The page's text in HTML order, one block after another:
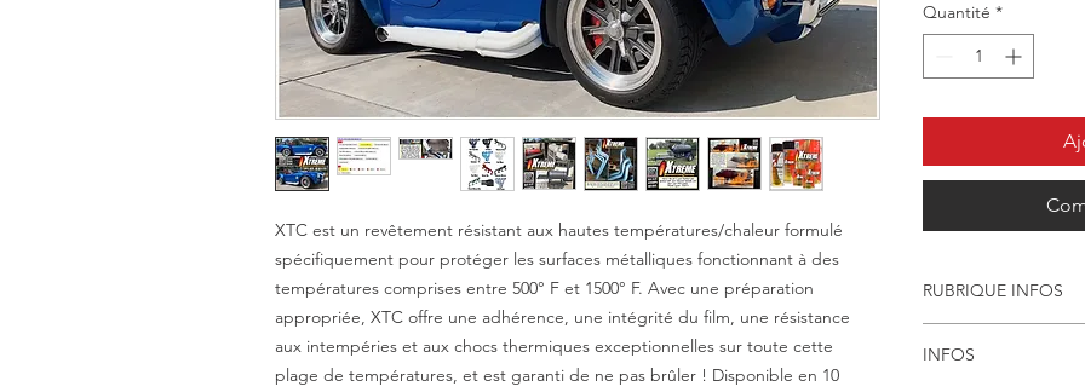
XTC est un revêtement résistant aux hautes températures/chaleur formulé
spécifiquement pour protéger les surfaces métalliques fonctionnant à des
températures comprises entre 500° F et 1500° F. Avec une préparation
appropriée, XTC offre une adhérence, une intégrité du film, une résistance
aux intempéries et aux chocs thermiques exceptionnelles sur toute cette
plage de températures, et est garanti de ne pas brûler ! Disponible en 10
Quantité *
RUBRIQUE INFOS
XTCest un
INFOS